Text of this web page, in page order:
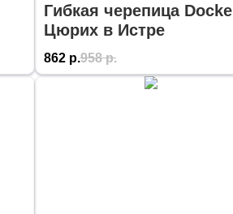
Гибкая черепица Docke
Цюрих в Истре
862 р.958 р.